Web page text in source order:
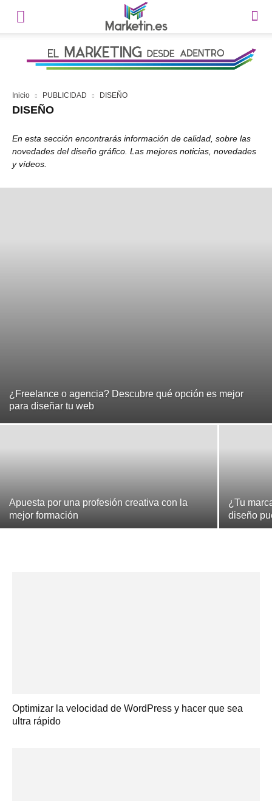
Inicio PUBLICIDAD DISEÑO
DISEÑO
En esta sección encontrarás información de calidad, sobre las
novedades del diseño gráfico. Las mejores noticias, novedades
y vídeos.
¿Freelance o agencia? Descubre qué opción es mejor
para diseñar tu web
Apuesta por una profesión creativa con la
mejor formación
¿Tu
diseño
Optimizar la velocidad de WordPress y hacer que sea
ultra rápido